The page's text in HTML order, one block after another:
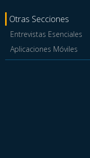
Otras Secciones
Entrevistas Esenciales
Aplicaciones Móviles